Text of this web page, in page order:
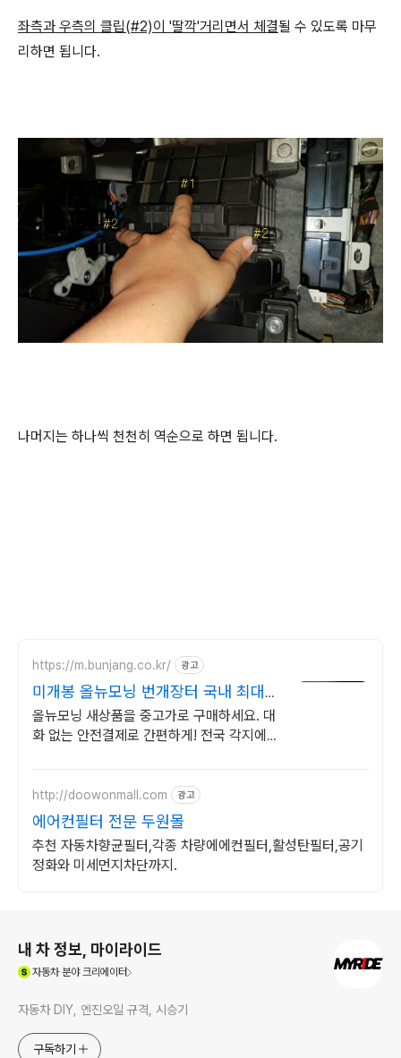
좌측과 우측의 클립(#2)이 '딸깍'거리면서 체결될 수 있도록 마무
리하면 됩니다.
나머지는 하나씩 천천히 역순으로 하면 됩니다.
https://m.bunjang.co.kr/ 광고
미개봉 올뉴모닝 번개장터 국내 최대
브랜드 중고거래
올뉴모닝 새상품을 중고가로 구매하세요. 대
화 없는 안전결제로 간편하게! 전국 각지에서
http://doowonmall.com 광고
에어컨필터 전문 두원몰
추천 자동차향균필터,각종 차량에에컨필터,활성탄필터,공기
정화와 미세먼지차단까지.
내 차 정보, 마이라이드
자동차분야 크리에이터
자동차 DIY, 엔진오일 규격, 시승기
구독하기